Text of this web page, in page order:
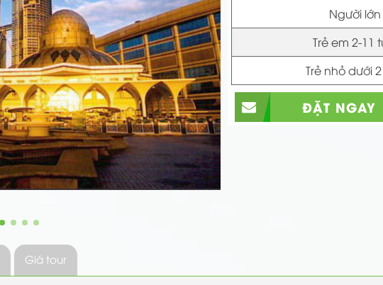
Người lớn
Trẻ em 2-11
Trẻ nhỏ dưới
ĐẶT NGAY
Giá tour